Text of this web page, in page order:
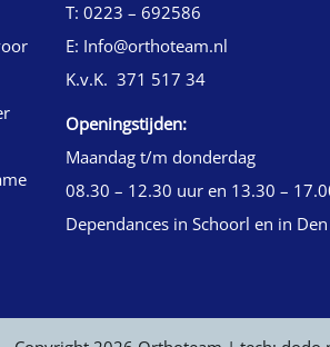
T: 0223 – 692586
E: Info@orthoteam.nl
K.v.K. 371 517 34
Openingstijden:
Maandag t/m donderdag
08.30 – 12.30 uur en 13.30 –
Dependances in Schoorl en in